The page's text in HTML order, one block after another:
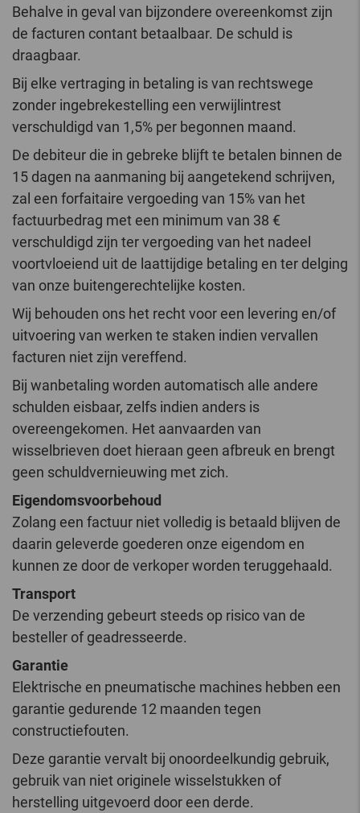
Behalve in geval van bijzondere overeenkomst zijn
de facturen contant betaalbaar. De schuld is
draagbaar.
Bij elke vertraging in betaling is van rechtswege
zonder ingebrekestelling een verwijlintrest
verschuldigd van 1,5% per begonnen maand.
De debiteur die in gebreke blijft te betalen binnen de
15 dagen na aanmaning bij aangetekend schrijven,
zal een forfaitaire vergoeding van 15% van het
factuurbedrag met een minimum van 38 €
verschuldigd zijn ter vergoeding van het nadeel
voortvloeiend uit de laattijdige betaling en ter delging
van onze buitengerechtelijke kosten.
Wij behouden ons het recht voor een levering en/of
uitvoering van werken te staken indien vervallen
facturen niet zijn vereffend.
Bij wanbetaling worden automatisch alle andere
schulden eisbaar, zelfs indien anders is
overeengekomen. Het aanvaarden van
wisselbrieven doet hieraan geen afbreuk en brengt
geen schuldvernieuwing met zich.
Eigendomsvoorbehoud
Zolang een factuur niet volledig is betaald blijven de
daarin geleverde goederen onze eigendom en
kunnen ze door de verkoper worden teruggehaald.
Transport
De verzending gebeurt steeds op risico van de
besteller of geadresseerde.
Garantie
Elektrische en pneumatische machines hebben een
garantie gedurende 12 maanden tegen
constructiefouten.
Deze garantie vervalt bij onoordeelkundig gebruik,
gebruik van niet originele wisselstukken of
herstelling uitgevoerd door een derde.